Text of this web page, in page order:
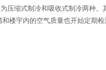
压缩式制冷和吸收式制冷两种。
楼宇内的空气质量也开始定期